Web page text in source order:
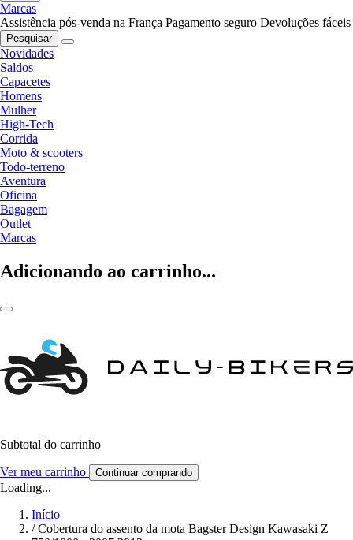
Marcas
Assistência pós-venda na França Pagamento seguro Devoluções fáceis
Pesquisar
Novidades
Saldos
Capacetes
Homens
Mulher
High-Tech
Corrida
Moto & scooters
Todo-terreno
Aventura
Oficina
Bagagem
Outlet
Marcas
Adicionando ao carrinho...
Subtotal do carrinho
Ver meu carrinho Continuar comprando
Loading...
Início
/ Cobertura do assento da mota Bagster Design Kawasaki Z